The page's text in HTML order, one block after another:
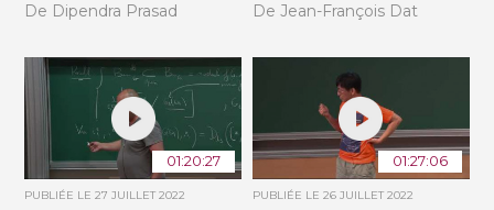
De Dipendra Prasad De Jean-François Dat
01:20:27
PUBLIÉE LE27 JUILLET 2022
01:27:06
PUBLIÉE LE 26 JUILLET 2022